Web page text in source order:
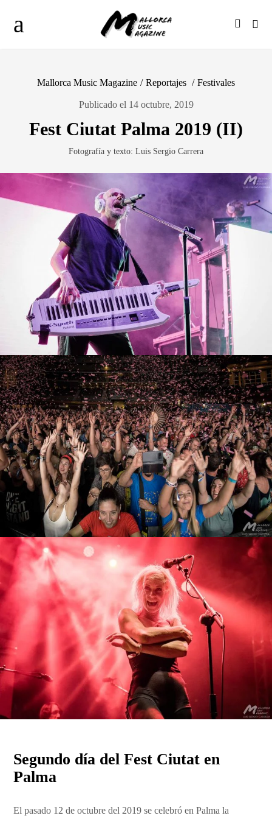
Mallorca Music Magazine / Reportajes / Festivales
Publicado el 14 octubre, 2019
Fest Ciutat Palma 2019 (II)
Fotografía y texto: Luis Sergio Carrera
Segundo día del Fest Ciutat en
Palma
El pasado 12 de octubre del 2019 se celebró en Palma la